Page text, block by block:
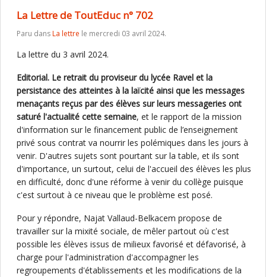
La Lettre de ToutEduc n° 702
Paru dansLa lettre le mercredi 03 avril 2024.
La lettre du 3 avril 2024.
Editorial. Le retrait du proviseur du lycée Ravel et la
persistance des atteintes à la laïcité ainsi que les messages
menaçants reçus par des élèves sur leurs messageries ont
saturé l'actualité cette semaine, et le rapport de la mission
d'information sur le financement public de l’enseignement
privé sous contrat va nourrir les polémiques dans les jours à
venir. D'autres sujets sont pourtant sur la table, et ils sont
d'importance, un surtout, celui de l'accueil des élèves les plus
en difficulté, donc d'une réforme à venir du collège puisque
c'est surtout à ce niveau que le problème est posé.
Pour y répondre, Najat Vallaud-Belkacem propose de
travailler sur la mixité sociale, de mêler partout où c'est
possible les élèves issus de milieux favorisé et défavorisé, à
charge pour l'administration d'accompagner les
regroupements d'établissements et les modifications de la